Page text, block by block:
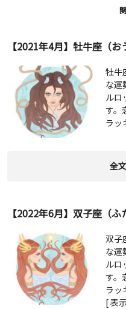
【2021年4月】牡牛座（
牡牛
な運
ルロ
す。
ラッ
全
【2022年6月】双子座（
双子
な運
ルロ
す。
ラッ
[ 表